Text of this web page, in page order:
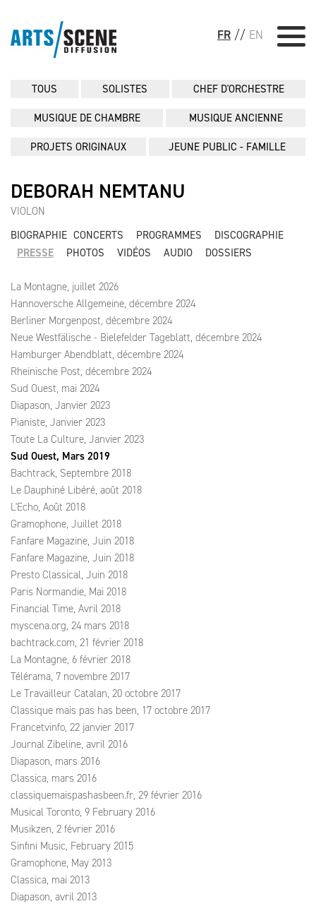
FR // EN
TOUS SOLISTES CHEF D'ORCHESTRE
MUSIQUE DE CHAMBRE MUSIQUE ANCIENNE
PROJETS ORIGINAUX JEUNE PUBLIC - FAMILLE
DEBORAH NEMTANU
VIOLON
BIOGRAPHIE CONCERTS PROGRAMMES
DISCOGRAPHIE
PRESSE
PHOTOS VIDÉOS AUDIO DOSSIERS
La Montagne, juillet 2026
Hannoversche Allgemeine, décembre 2024
Berliner Morgenpost, décembre 2024
Neue Westfälische - Bielefelder Tageblatt, décembre 2024
Hamburger Abendblatt, décembre 2024
Rheinische Post, décembre 2024
Sud Ouest, mai 2024
Diapason, Janvier 2023
Pianiste, Janvier 2023
Toute La Culture, Janvier 2023
Sud Ouest, Mars 2019
Bachtrack, Septembre 2018
Le Dauphiné Libéré, août 2018
L'Echo, Août 2018
Gramophone, Juillet 2018
Fanfare Magazine, Juin 2018
Fanfare Magazine, Juin 2018
Presto Classical, Juin 2018
Paris Normandie, Mai 2018
Financial Time, Avril 2018
myscena.org, 24 mars 2018
bachtrack.com, 21 février 2018
La Montagne, 6 février 2018
Télérama, 7 novembre 2017
Le Travailleur Catalan, 20 octobre 2017
Classique mais pas has been, 17 octobre 2017
Francetvinfo, 22 janvier 2017
Journal Zibeline, avril 2016
Diapason, mars 2016
Classica, mars 2016
classiquemaispashasbeen.fr, 29 février 2016
Musical Toronto, 9 February 2016
Musikzen, 2 février 2016
Sinfini Music, February 2015
Gramophone, May 2013
Classica, mai 2013
Diapason, avril 2013